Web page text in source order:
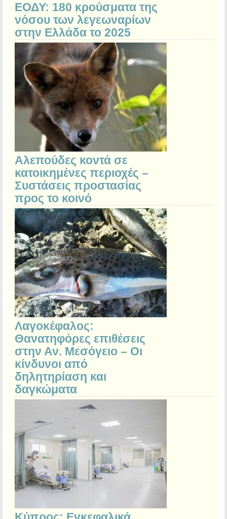
ΕΟΔΥ: 180 κρούσματα της
νόσου των λεγεωναρίων
στην Ελλάδα το 2025
Αλεπούδες κοντά σε
κατοικημένες περιοχές –
Συστάσεις προστασίας
προς το κοινό
Λαγοκέφαλος:
Θανατηφόρες επιθέσεις
στην Αν. Μεσόγειο – Οι
κίνδυνοι από
δηλητηρίαση και
δαγκώματα